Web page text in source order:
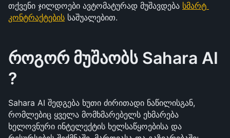
თქვენი ჯილდოები ავტომატურად მუშავდება სმარტ
კონტრაქტების საშუალებით.
როგორ მუშაობს Sahara AI
?
Sahara AI შედგება ხუთი ძირითადი ნაწილისგან,
რომლებიც ყველა მომხმარებელს ეხმარება
ხელოვნური ინტელექტის ხელსაწყოებისა და